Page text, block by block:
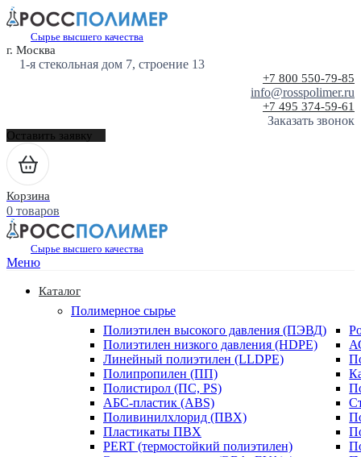
Сырье высшего качества
г. Москва
1-я стекольная дом 7, строение 13
+7 800 550-79-85
info@rosspolimer.ru
+7 495 374-59-61
Заказать звонок
Оставить заявку
Корзина
0 товаров
Сырье высшего качества
Меню
Каталог
Полимерное сырье
Полиэтилен высокого давления (ПЭВД)
Полиэтилен низкого давления (HDPE)
Линейный полиэтилен (LLDPE)
Полипропилен (ПП)
Полистирол (ПС, PS)
АБС-пластик (ABS)
Поливинилхлорид (ПВХ)
Пластикаты ПВХ
PERT (термостойкий полиэтилен)